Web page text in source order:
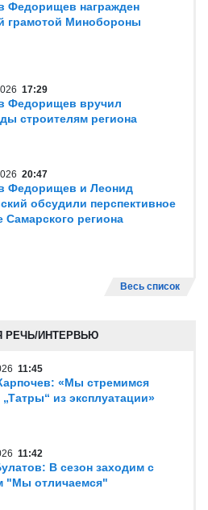
Федорищев награжден
грамотой Минобороны
17:29
Федорищев вручил
строителям региона
20:47
Федорищев и Леонид
обсудили перспективное
Самарского региона
Весь список
РЕЧЬ/ИНТЕРВЬЮ
11:45
«Мы стремимся
из эксплуатации»
11:42
В сезон заходим с
"Мы отличаемся"